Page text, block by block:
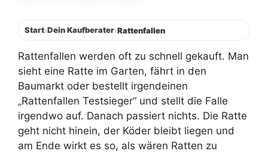
Start›Dein Kaufberater›Rattenfallen
Rattenfallen werden oft zu schnell gekauft. Man
sieht eine Ratte im Garten, fährt in den
Baumarkt oder bestellt irgendeinen
„Rattenfallen Testsieger“ und stellt die Falle
irgendwo auf. Danach passiert nichts. Die Ratte
geht nicht hinein, der Köder bleibt liegen und
am Ende wirkt es so, als wären Ratten zu